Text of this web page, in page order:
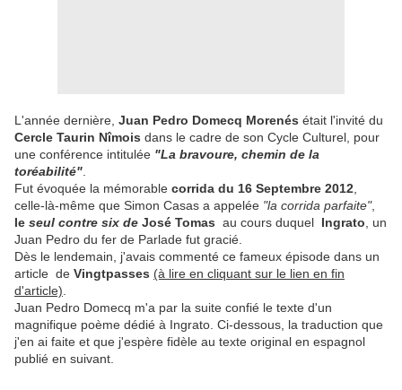
L'année dernière, Juan Pedro Domecq Morenés était l'invité du
Cercle Taurin Nîmois dans le cadre de son Cycle Culturel, pour
une conférence intitulée "La bravoure, chemin de la
toréabilité"
Fut évoquée la mémorable corrida du 16 Septembre 2012
celle-là-même que Simon Casas a appelée "la corrida parfaite",
le seul contre six de José Tomas au cours duquel Ingrato , un
Juan Pedro du fer de Parlade fut gracié.
Dès le lendemain, j'avais commenté ce fameux épisode dans un
article de Vingtpasses (à lire en cliquant sur le lien en fin
d'article)
Juan Pedro Domecq m'a par la suite confié le texte d'un
magnifique poème dédié à Ingrato. Ci-dessous, la traduction que
j'en ai faite et que j'espère fidèle au texte original en espagnol
publié en suivant.